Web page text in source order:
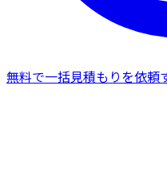
無料で一括見積もりを依頼